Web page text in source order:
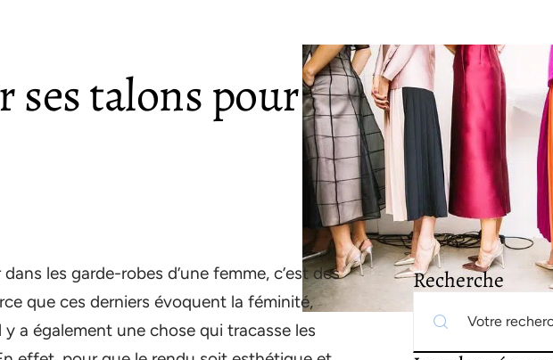
talons pour
les garde-robes d’une femme, c’est des
que ces derniers évoquent la féminité,
y a également une chose qui tracasse les
Recherche